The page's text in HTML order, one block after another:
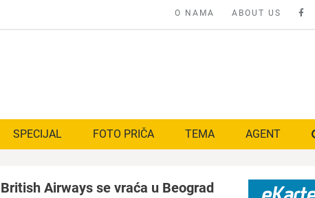
O NAMA ABOUT US
SPECIJAL FOTO PRIČA TEMA AGENT
British Airways se vraća u Beograd